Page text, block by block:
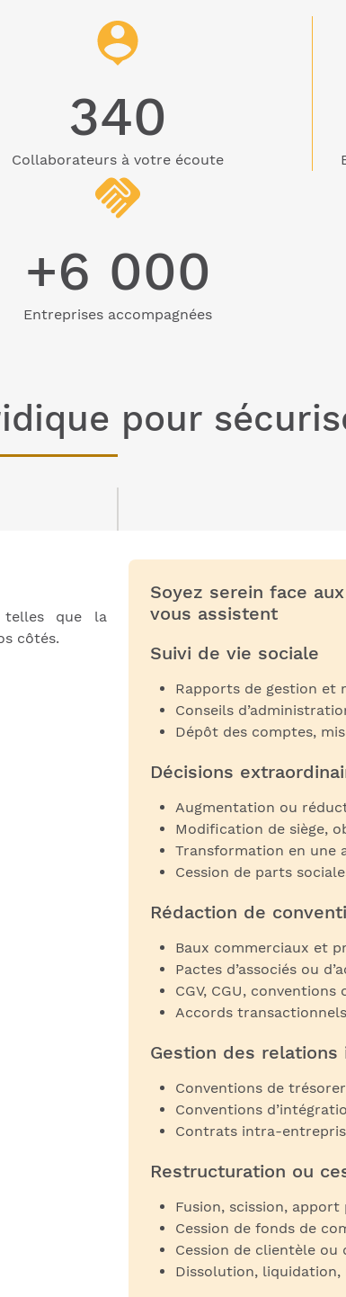
340
Collaborateurs à votre écoute
+6 000
Entreprises accompagnées
pour
telles que la
côtés.
Soyez serein face
vous assistent
Suivi de vie sociale
Rapports de gestion et
Conseils
Dépôt des comptes,
Décisions
Augmentation ou
Modification de siège,
Transformation en une
Cession de parts
Rédaction de
Baux commerciaux et
Pactes d’associés ou
CGV, CGU, conventions
Accords
Gestion des relations
Conventions de
Conventions
Contrats intra-
Restructuration ou
Fusion, scission, apport
Cession de fonds de
Cession de clientèle ou
Dissolution, liquidation,